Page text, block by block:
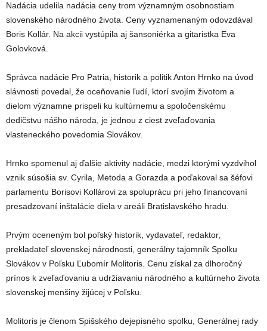
Nadácia udelila nadácia ceny trom významným osobnostiam
slovenského národného života. Ceny vyznamenaným odovzdával
Boris Kollár. Na akcii vystúpila aj šansoniérka a gitaristka Eva
Golovková.
Správca nadácie Pro Patria, historik a politik Anton Hrnko na úvod
slávnosti povedal, že oceňovanie ľudí, ktorí svojím životom a
dielom významne prispeli ku kultúrnemu a spoločenskému
dedičstvu nášho národa, je jednou z ciest zveľaďovania
vlasteneckého povedomia Slovákov.
Hrnko spomenul aj ďalšie aktivity nadácie, medzi ktorými vyzdvihol
vznik súsošia sv. Cyrila, Metoda a Gorazda a poďakoval sa šéfovi
parlamentu Borisovi Kollárovi za spoluprácu pri jeho financovaní
presadzovaní inštalácie diela v areáli Bratislavského hradu.
Prvým oceneným bol poľský historik, vydavateľ, redaktor,
prekladateľ slovenskej národnosti, generálny tajomník Spolku
Slovákov v Poľsku Ľubomír Molitoris. Cenu získal za dlhoročný
prínos k zveľaďovaniu a udržiavaniu národného a kultúrneho života
slovenskej menšiny žijúcej v Poľsku.
Molitoris je členom Spišského dejepisného spolku, Generálnej rady